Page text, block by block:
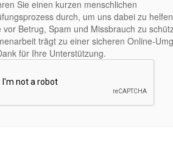
Sie einen kurzen menschlichen
durch, um uns dabei zu
vor Betrug, Spam und Missbrauch zu
trägt zu einer sicheren Online-
für Ihre Unterstützung.